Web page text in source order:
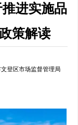
进实施品
策解读
登区市场监督管理局